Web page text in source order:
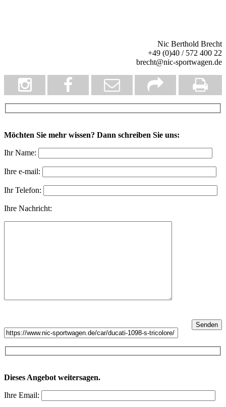
Nic Berthold Brecht
+49 (0)40 / 572 400 22
brecht@nic-sportwagen.de
Möchten Sie mehr wissen? Dann schreiben Sie uns:
Ihr Name:
Ihre e-mail:
Ihr Telefon:
Ihre Nachricht:
Dieses Angebot weitersagen.
Ihre Email: